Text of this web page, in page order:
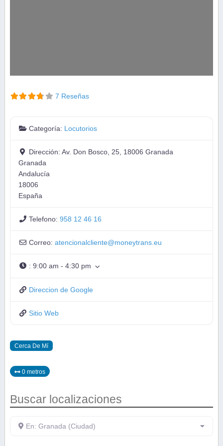
7 Reseñas
Categoría: Locutorios
Dirección:Av. Don Bosco, 25, 18006 Granada
Granada
Andalucía
18006
España
Telefono:958 12 46 16
Correo:atencionalcliente@moneytrans.eu
:9:00 am - 4:30 pm
Direccion de Google
Sitio Web
Cerca De Mí
0 metros
Buscar localizaciones
En: Granada (Ciudad)